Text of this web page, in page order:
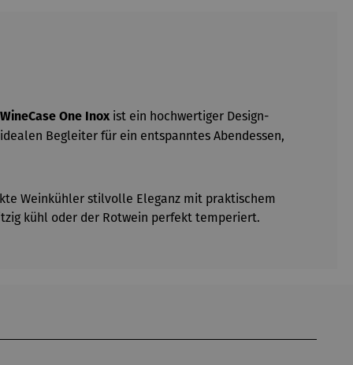
WineCase One Inox ist ein hochwertiger Design-
Begleiter für ein entspanntes Abendessen,
Weinkühler stilvolle Eleganz mit praktischem
kühl oder der Rotwein perfekt temperiert.